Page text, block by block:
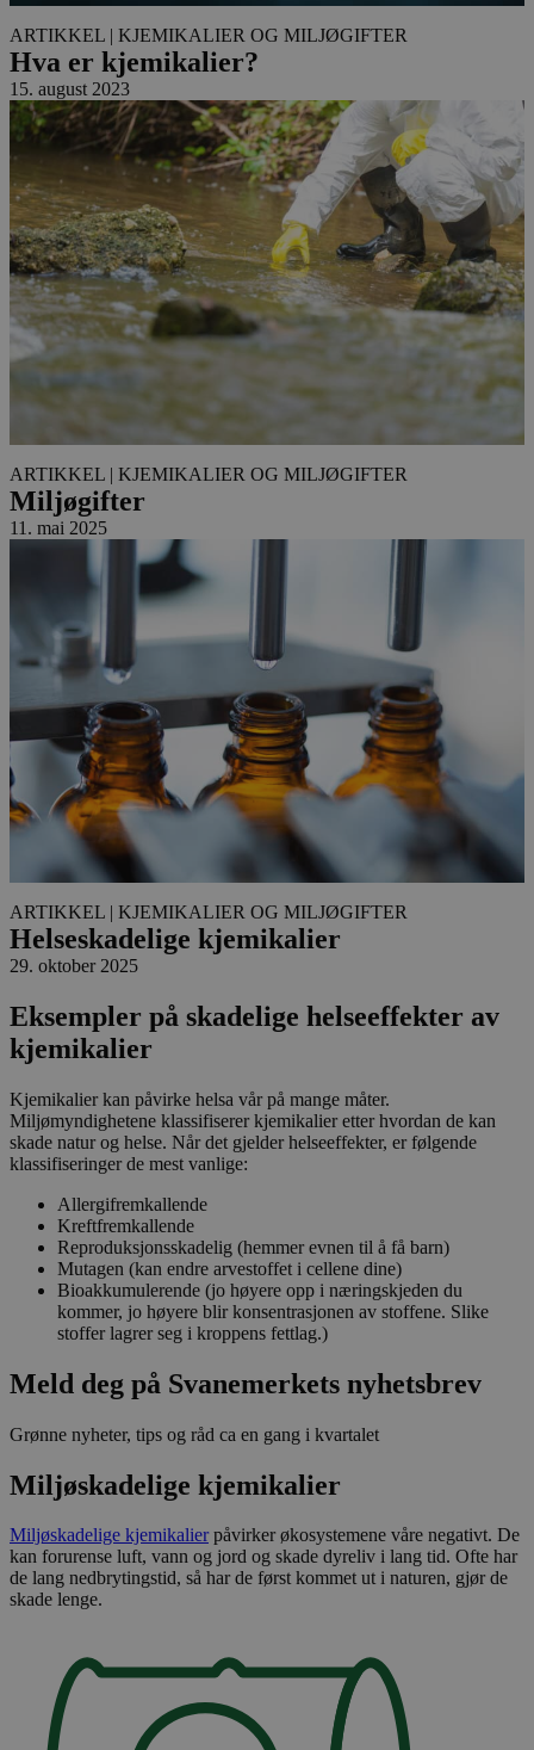
ARTIKKEL | KJEMIKALIER OG MILJØGIFTER
Hva er kjemikalier?
15. august 2023
ARTIKKEL | KJEMIKALIER OG MILJØGIFTER
Miljøgifter
11. mai 2025
ARTIKKEL | KJEMIKALIER OG MILJØGIFTER
Helseskadelige kjemikalier
29. oktober 2025
Eksempler på skadelige helseeffekter av
kjemikalier
Kjemikalier kan påvirke helsa vår på mange måter.
Miljømyndighetene klassifiserer kjemikalier etter hvordan de kan
skade natur og helse. Når det gjelder helseeffekter, er følgende
klassifiseringer de mest vanlige:
Allergifremkallende
Kreftfremkallende
Reproduksjonsskadelig (hemmer evnen til å få barn)
Mutagen (kan endre arvestoffet i cellene dine)
Bioakkumulerende (jo høyere opp i næringskjeden du
kommer, jo høyere blir konsentrasjonen av stoffene. Slike
stoffer lagrer seg i kroppens fettlag.)
Meld deg på Svanemerkets nyhetsbrev
Grønne nyheter, tips og råd ca en gang i kvartalet
Miljøskadelige kjemikalier
Miljøskadelige kjemikalierpåvirker økosystemene våre negativt. De
kan forurense luft, vann og jord og skade dyreliv i lang tid. Ofte har
de lang nedbrytingstid, så har de først kommet ut i naturen, gjør de
skade lenge.